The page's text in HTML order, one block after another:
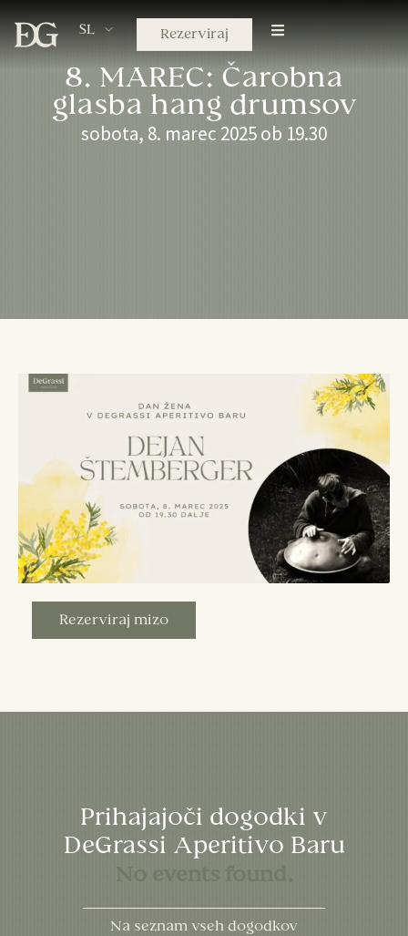
SL Rezerviraj
8. MAREC: Čarobna
glasba hang drumsov
sobota, 8. marec 2025 ob 19.30
Rezerviraj mizo
Prihajajoči dogodki v
DeGrassi Aperitivo Baru
No events found.
Na seznam vseh dogodkov